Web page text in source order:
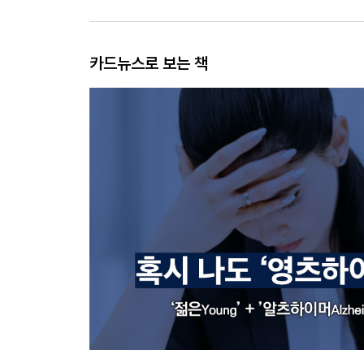
카드뉴스로 보는 책